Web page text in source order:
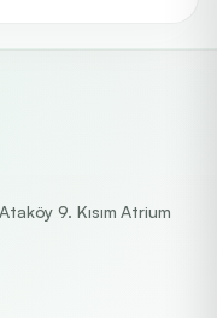
9. Kısım Atrium